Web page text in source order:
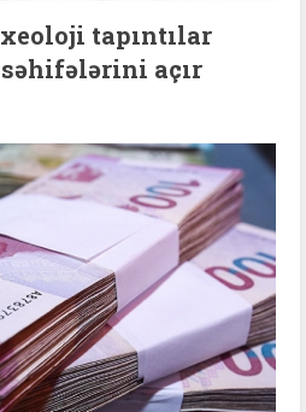
tapıntılar
açır